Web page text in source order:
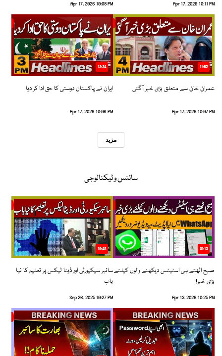
Apr 17, 2026 10:11 PM
Apr 17, 2026 10:08 PM
11:52
عمران خان سے متعلق بڑی خبر آگئی
Apr 17, 2026 10:07 PM
13:34
ایران نے پاکستان دوستی کا حق ادا کر دیا
Apr 17, 2026 10:06 PM
مزید
سائنس و ٹیکنالوجی
01:13
صبح اٹھتے ہی اسٹیٹس دیکھنے والوں کیلئے
بڑی خبر!
Apr 13, 2026 10:25 PM
10:48
سائبر سیکیورٹی اور ڈیٹا لیکس پر تعلیم کا نیا
باب
Sep 26, 2025 10:27 PM